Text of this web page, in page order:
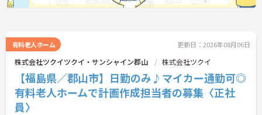
有料老人ホーム 更新日：2026年08月06日
株式会社ツクイツクイ・サンシャイン郡山 株式会社ツクイ
【福島県／郡山市】日勤のみ♪マイカー通勤可◎
有料老人ホームで計画作成担当者の募集〈正社
員〉